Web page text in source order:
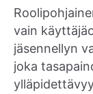
vain
jäsennellyn
joka